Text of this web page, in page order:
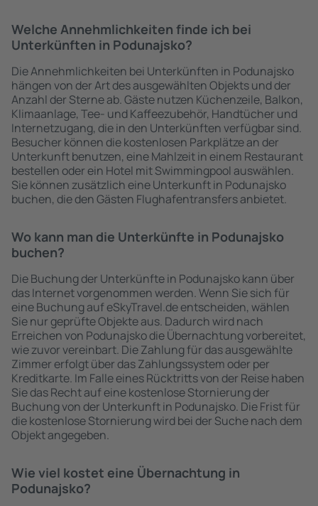
Welche Annehmlichkeiten finde ich bei
Unterkünften in Podunajsko?
Die Annehmlichkeiten bei Unterkünften in Podunajsko
hängen von der Art des ausgewählten Objekts und der
Anzahl der Sterne ab. Gäste nutzen Küchenzeile, Balkon,
Klimaanlage, Tee- und Kaffeezubehör, Handtücher und
Internetzugang, die in den Unterkünften verfügbar sind.
Besucher können die kostenlosen Parkplätze an der
Unterkunft benutzen, eine Mahlzeit in einem Restaurant
bestellen oder ein Hotel mit Swimmingpool auswählen.
Sie können zusätzlich eine Unterkunft in Podunajsko
buchen, die den Gästen Flughafentransfers anbietet.
Wo kann man die Unterkünfte in Podunajsko
buchen?
Die Buchung der Unterkünfte in Podunajsko kann über
das Internet vorgenommen werden. Wenn Sie sich für
eine Buchung auf eSkyTravel.de entscheiden, wählen
Sie nur geprüfte Objekte aus. Dadurch wird nach
Erreichen von Podunajsko die Übernachtung vorbereitet,
wie zuvor vereinbart. Die Zahlung für das ausgewählte
Zimmer erfolgt über das Zahlungssystem oder per
Kreditkarte. Im Falle eines Rücktritts von der Reise haben
Sie das Recht auf eine kostenlose Stornierung der
Buchung von der Unterkunft in Podunajsko. Die Frist für
die kostenlose Stornierung wird bei der Suche nach dem
Objekt angegeben.
Wie viel kostet eine Übernachtung in
Podunajsko?